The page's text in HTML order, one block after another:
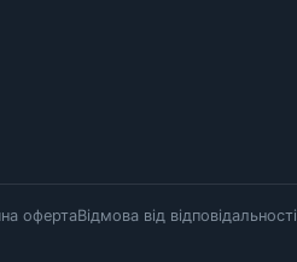
офертаВідмова від відповідальності